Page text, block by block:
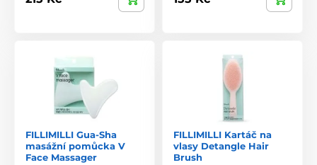
FILLIMILLI Gua-Sha
masážní pomůcka V
Face Massager
FILLIMILLI Kartáč na
vlasy Detangle Hair
Brush